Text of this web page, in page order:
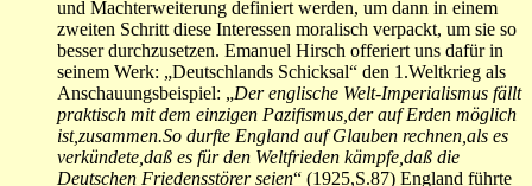
und Machterweiterung definiert werden, um dann in einem
zweiten Schritt diese Interessen moralisch verpackt, um sie so
besser durchzusetzen. Emanuel Hirsch offeriert uns dafür in
seinem Werk: „Deutschlands Schicksal“ den 1.Weltkrieg als
Anschauungsbeispiel: „Der englische Welt-Imperialismus fällt
praktisch mit dem einzigen Pazifismus,der auf Erden möglich
ist,zusammen.So durfte England auf Glauben rechnen,als es
verkündete,daß es für den Weltfrieden kämpfe,daß die
Deutschen Friedensstörer seien“ (1925,S.87) England führte